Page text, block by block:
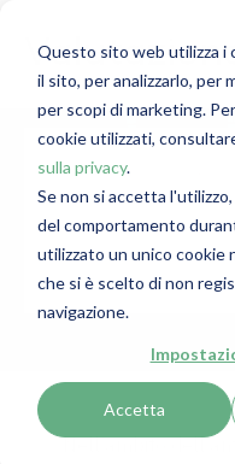
Questo sito web utilizza i
il sito, per analizzarlo, per
per scopi di marketing.
cookie utilizzati,
sulla privacy.
Se non si accetta
del comportamento
utilizzato un unico cookie
che si è scelto di non
navigazione.
Accetta
Scopri
del profilo di
esattamente e
degli
Nell’ambito